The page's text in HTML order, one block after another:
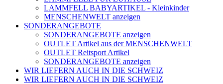
LAMMFELL BABYARTIKEL - Kleinkinder
MENSCHENWELT anzeigen
SONDERANGEBOTE
SONDERANGEBOTE anzeigen
OUTLET Artikel aus der MENSCHENWELT
OUTLET Reitsport Artikel
SONDERANGEBOTE anzeigen
WIR LIEFERN AUCH IN DIE SCHWEIZ
WIR LIEFERN AUCH IN DIE SCHWEIZ